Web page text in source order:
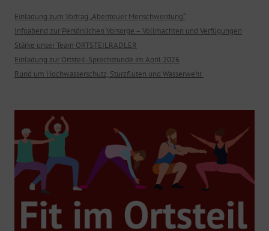
Einladung zum Vortrag „Abenteuer Menschwerdung“
Infoabend zur Persönlichen Vorsorge – Vollmachten und Verfügungen
Stärke unser Team ORTSTEILRADLER
Einladung zur Ortsteil-Sprechstunde im April 2026
Rund um Hochwasserschutz, Sturzfluten und Wasserwehr